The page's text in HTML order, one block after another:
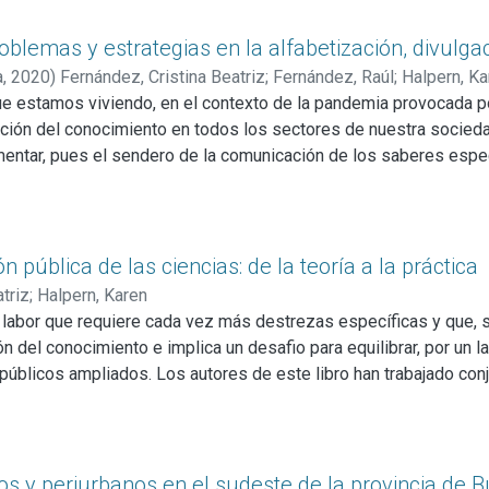
una serie de niveles dentro de la comunicación científica
a transmitir.
del mensaje y adaptar este último a esas características es
y estrategias en la alfabetización,
2020) Fernández, Cristina Beatriz; Fernández, Raúl; Halpern,
estamos viviendo, en el contexto de la pandemia provocada
del conocimiento en todos los sectores de nuestra
pues el sendero de la comunicación de los saberes
de esta demanda, la Universidad Nacional de Mar del
virtual, lo cual abrió el espectro a otras posibilidades de
conferenciantes invitados. Una vez más se confirmó
fue un ejemplo de las nuevas rutas virtuales y
docentes y gestores, provenientes de
discutir, en este curso organizado por la Secretaría de
de Posgrado y el Consejo Académico de la Facultad de
la divulgación y la comunicación de las ciencias.
pública de las ciencias: de la teoría a la práctica
; Halpern, Karen
que requiere cada vez más destrezas específicas y que,
del conocimiento e implica un desafio para equilibrar, por un
ampliados. Los autores de este libro han trabajado
previas, disímiles pero orientadas por intereses afines,
contenidos que circulan en los contextos digitales. En la
en el dictado de los cursos mencionados. En la